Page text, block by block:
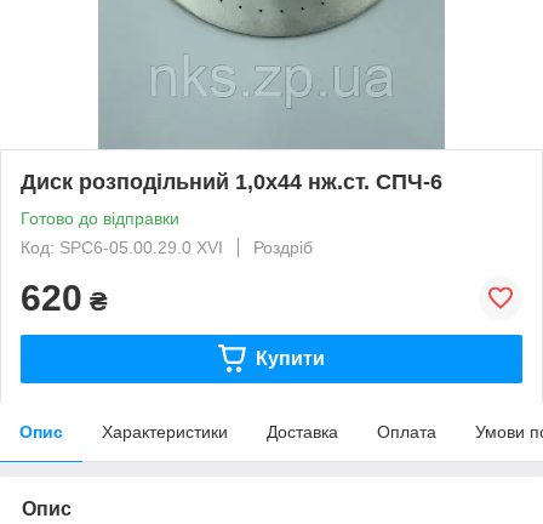
Диск розподільний 1,0х44 нж.ст. СПЧ-6
Готово до відправки
Код: SPC6-05.00.29.0 ХVI
Роздріб
620 ₴
Купити
Опис Характеристики Доставка Оплата Умови
Опис